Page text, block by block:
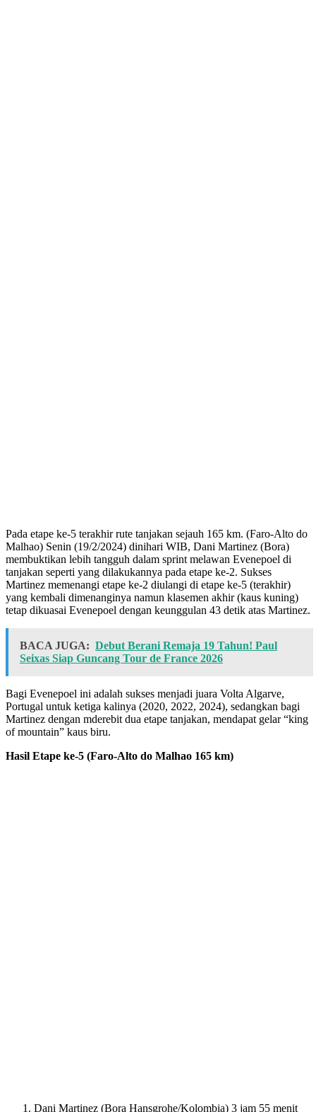
Pada etape ke-5 terakhir rute tanjakan sejauh 165 km. (Faro-Alto do
Malhao) Senin (19/2/2024) dinihari WIB, Dani Martinez (Bora)
membuktikan lebih tangguh dalam sprint melawan Evenepoel di
tanjakan seperti yang dilakukannya pada etape ke-2. Sukses
Martinez memenangi etape ke-2 diulangi di etape ke-5 (terakhir)
yang kembali dimenanginya namun klasemen akhir (kaus kuning)
tetap dikuasai Evenepoel dengan keunggulan 43 detik atas Martinez.
BACA JUGA: Debut Berani Remaja 19 Tahun! Paul
Seixas Siap Guncang Tour de France 2026
Bagi Evenepoel ini adalah sukses menjadi juara Volta Algarve,
Portugal untuk ketiga kalinya (2020, 2022, 2024), sedangkan bagi
Martinez dengan mderebit dua etape tanjakan, mendapat gelar “king
of mountain” kaus biru.
Hasil Etape ke-5 (Faro-Alto do Malhao 165 km)
Dani Martinez (Bora Hansgrohe/Kolombia) 3 jam 55 menit